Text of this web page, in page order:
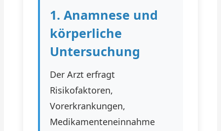
1. Anamnese und
körperliche
Untersuchung
Der Arzt erfragt
Risikofaktoren,
Vorerkrankungen,
Medikamenteneinnahme